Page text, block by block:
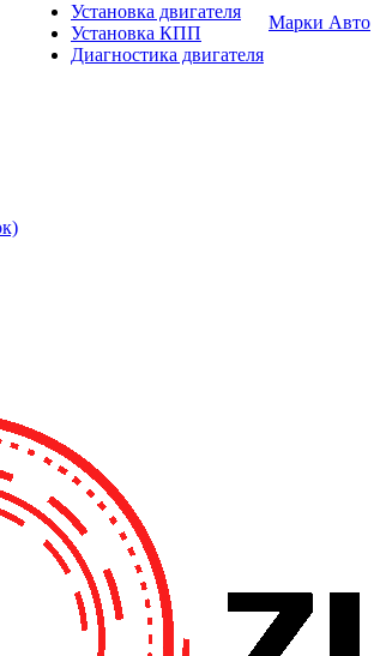
Установка двигателя
Установка КПП
Диагностика двигателя
Марки Авто